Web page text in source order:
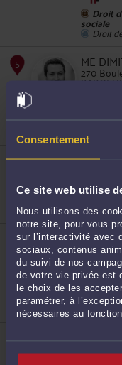
Consentement
Ce site web utilise
Nous utilisons des
notre site, pour vous
sur l’interactivité avec
sociaux, contenus
du suivi de nos
de votre vie privée est
le choix de les
paramétrer, à
nécessaires au
4
Droit
sociale
Droit
5
ME
270
Droit
Droit
ME
Droit
Droit
Droit
ME
27,
Accepte
Droit
Droit
ME